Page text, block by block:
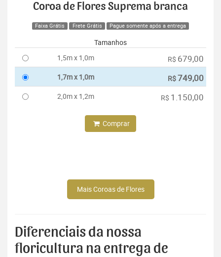
Coroa de Flores Suprema branca
Faixa Grátis Frete Grátis Pague somente após a entrega
Tamanhos
1,5m x 1,0m
R$ 679,00
1,7m x 1,0m R$749,00
2,0m x 1,2m R$ 1.150,00
Comprar
Mais Coroas de Flores
Diferenciais da nossa
floricultura na entrega de